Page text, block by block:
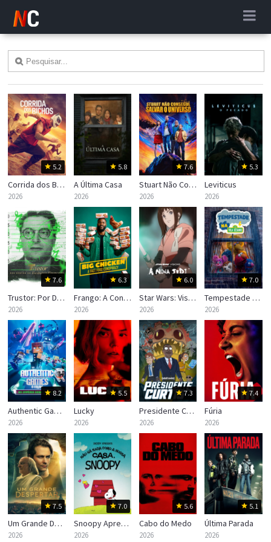
5.2
Corrida dos Bichos
2026
5.8
A Última Casa
2026
7.6
Stuart Não Consegue Salvar o Universo
2026
5.3
Leviticus
2026
7.6
Trustor: Por Dentro do Escândalo Financeiro
2026
6.3
Frango: A Conspiração do Fast-Food
2026
6.0
Star Wars: Visions Apresenta — A Nona Jedi
2026
7.0
Tempestade na Vila Sésamo
2026
8.2
Authentic Games: No Império Desconectado
2026
5.5
Lucky
2026
7.3
Presidente Curtis
2026
7.4
Fúria
2026
7.5
‎Um Grande Despertar
2026
7.0
Snoopy Apresenta – Não Há Nada Como a Nossa Casa, Snoopy
2026
5.6
Cabo do Medo
2026
5.1
Última Parada
2026